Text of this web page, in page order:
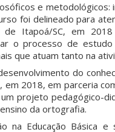
e
foi delineado para
de Itapoá/SC, em
o processo de
que atuam tanto na
do
2018, em parceria
projeto pedagógico-
da ortografia.
na Educação Básica e